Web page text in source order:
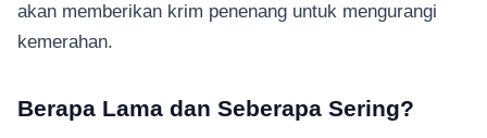
akan memberikan krim penenang untuk mengurangi
kemerahan.
Berapa Lama dan Seberapa Sering?